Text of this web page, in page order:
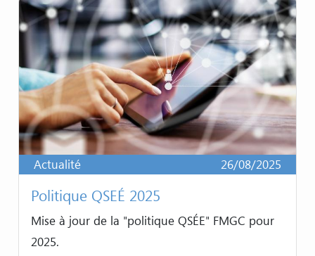
Actualité 26/08/2025
Politique QSEÉ 2025
Mise à jour de la "politique QSÉE" FMGC pour
2025.